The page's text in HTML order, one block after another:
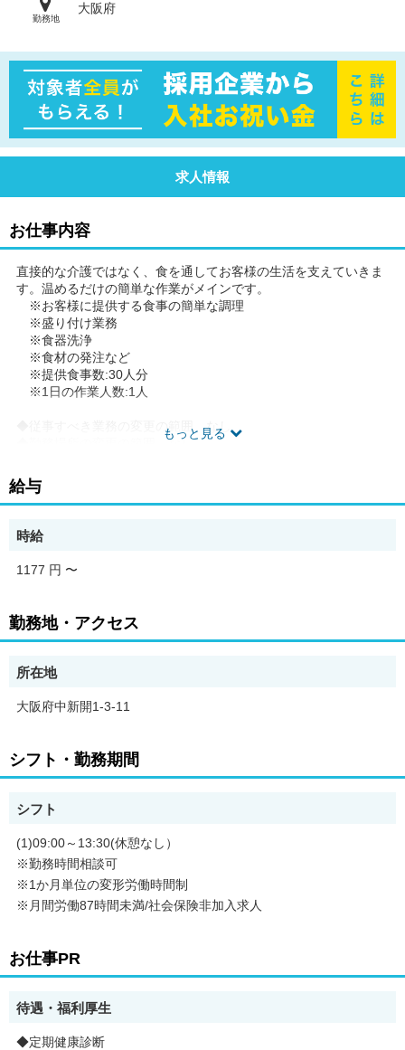
勤務地
大阪府
求人情報
お仕事内容
もっと見る
直接的な介護ではなく、食を通してお客様の生活を支えていきま
す。温めるだけの簡単な作業がメインです。
※お客様に提供する食事の簡単な調理
※盛り付け業務
※食器洗浄
※食材の発注など
※提供食事数:30人分
※1日の作業人数:1人
◆従事すべき業務の変更の範囲 なし
◆勤務場所の変更の範囲 なし
数の上限)就業規則に定める禁止行為・懲戒事由等に該当しない場
合。更新上限なし。
他事業所も併せて選考が可能です。
給与
時給
1177 円 〜
勤務地・アクセス
所在地
大阪府中新開1-3-11
シフト・勤務期間
シフト
(1)09:00～13:30(休憩なし）
※勤務時間相談可
※1か月単位の変形労働時間制
※月間労働87時間未満/社会保険非加入求人
お仕事PR
待遇・福利厚生
◆定期健康診断